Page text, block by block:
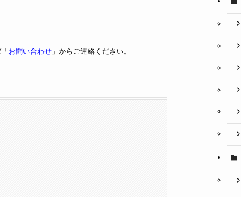
お問い合わせ 」からご連絡ください。